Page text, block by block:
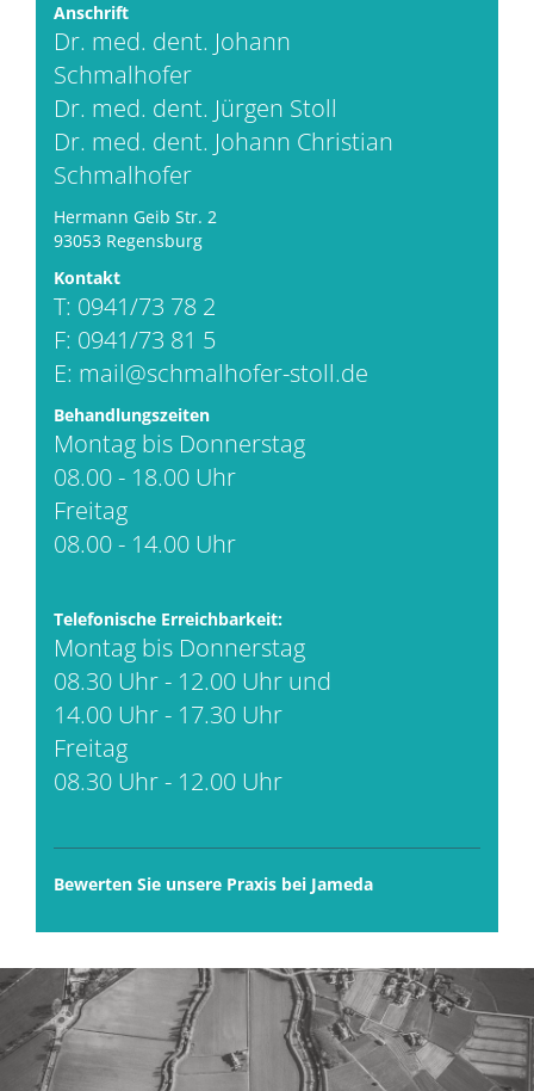
Anschrift
Dr. med. dent. Johann
Schmalhofer
Dr. med. dent. Jürgen Stoll
Dr. med. dent. Johann Christian
Schmalhofer
Hermann Geib Str. 2
93053 Regensburg
Kontakt
T: 0941/73 78 2
F: 0941/73 81 5
E: mail@schmalhofer-stoll.de
Behandlungszeiten
Montag bis Donnerstag
08.00 - 18.00 Uhr
Freitag
08.00 - 14.00 Uhr
Telefonische Erreichbarkeit:
Montag bis Donnerstag
08.30 Uhr - 12.00 Uhr und
14.00 Uhr - 17.30 Uhr
Freitag
08.30 Uhr - 12.00 Uhr
Bewerten Sie unsere Praxis bei Jameda